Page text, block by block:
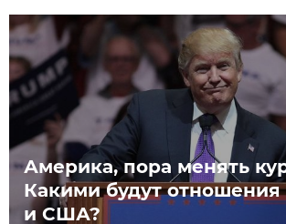
Америка, пора менять
Какими будут
и США?